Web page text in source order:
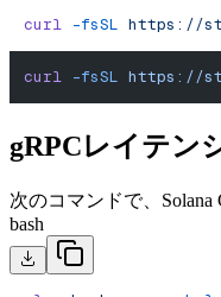
curl -fsSL https://
curl -fsSL https://
gRPCレイテン
次のコマンドで、
bash